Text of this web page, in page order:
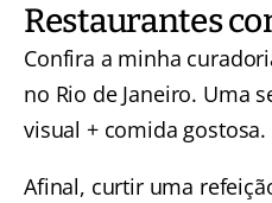
Restaurantes
Confira a minha
no Rio de Janeiro. Uma
visual + comida gostosa.
Afinal, curtir uma